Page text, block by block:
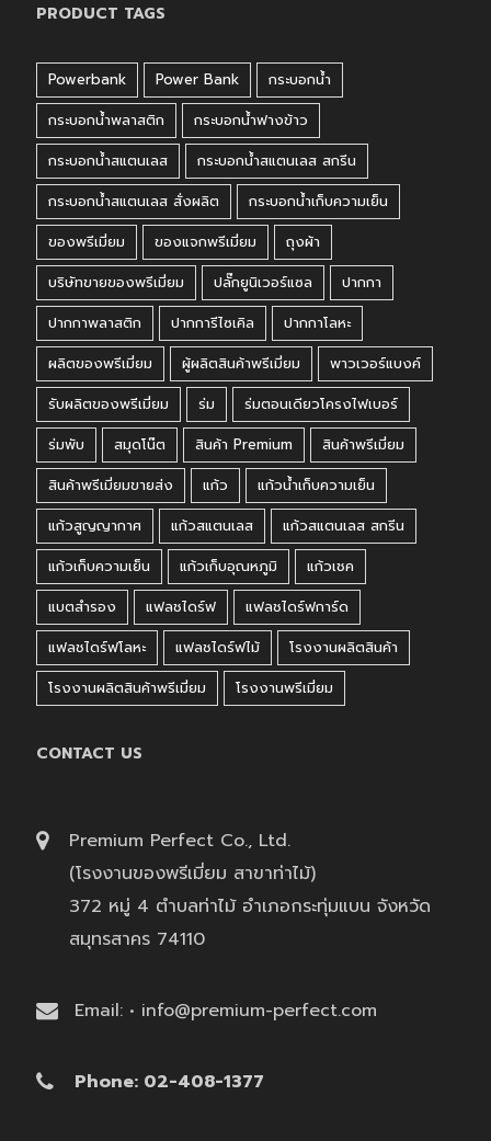
PRODUCT TAGS
Powerbank Power Bank
กระบอกน้ำ
กระบอกน้ำพลาสติก
กระบอกน้ำฟางข้าว
กระบอกน้ำสแตนเลส
กระบอกน้ำสแตนเลส สกรีน
กระบอกน้ำสแตนเลส สั่งผลิต
กระบอกน้ำเก็บความเย็น
ของพรีเมี่ยม
ของแจกพรีเมี่ยม
ถุงผ้า
บริษัทขายของพรีเมี่ยม
ปลั๊กยูนิเวอร์แซล
ปากกา
ปากกาพลาสติก
ปากการีไซเคิล
ปากกาโลหะ
ผลิตของพรีเมี่ยม
ผู้ผลิตสินค้าพรีเมี่ยม
พาวเวอร์แบงค์
รับผลิตของพรีเมี่ยม
ร่ม
ร่มตอนเดียวโครงไฟเบอร์
ร่มพับ
สมุดโน๊ต สินค้า Premium
สินค้าพรีเมี่ยม
สินค้าพรีเมี่ยมขายส่ง
แก้ว
แก้วน้ำเก็บความเย็น
แก้วสูญญากาศ
แก้วสแตนเลส
แก้วสแตนเลส สกรีน
แก้วเก็บความเย็น
แก้วเก็บอุณหภูมิ
แก้วเชค
แบตสำรอง
แฟลชไดร์ฟ
แฟลชไดร์ฟการ์ด
แฟลชไดร์ฟโลหะ
แฟลชไดร์ฟไม้
โรงงานผลิตสินค้า
โรงงานผลิตสินค้าพรีเมี่ยม
โรงงานพรีเมี่ยม
CONTACT US
Premium Perfect Co., Ltd.
(โรงงานของพรีเมี่ยม สาขาท่าไม้)
372 หมู่ 4 ตำบลท่าไม้ อำเภอกระทุ่มแบน จังหวัด
สมุทรสาคร 74110
Email: • info@premium-perfect.com
Phone: 02-408-1377